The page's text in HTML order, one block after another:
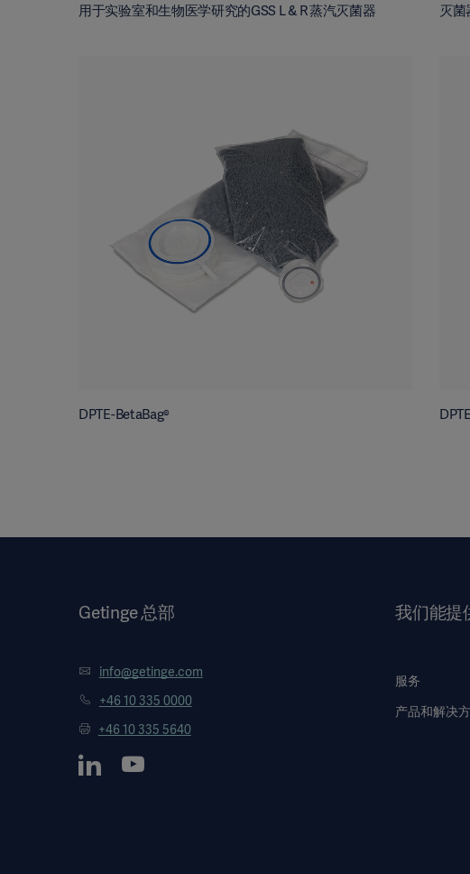
用于实验室和生物医学研究的GSS L & R 蒸汽灭菌器 灭
DPTE-BetaBag®
Getinge 总部
info@getinge.com
+46 10 335 0000
+46 10 335 5640
我们能提
服务
产品和解决